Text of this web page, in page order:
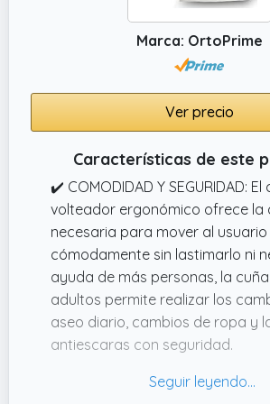
Marca: OrtoPrime
Ver precio
Características de este
✔️ COMODIDAD Y SEGURIDAD: El
volteador ergonómico ofrece la
necesaria para mover al usuario
cómodamente sin lastimarlo ni
ayuda de más personas, la
adultos permite realizar los
aseo diario, cambios de ropa y
antiescaras con seguridad.
posicionador fabricado en